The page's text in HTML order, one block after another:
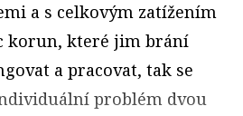
a s celkovým zatížením
korun, které jim brání
a pracovat, tak se
problém dvou